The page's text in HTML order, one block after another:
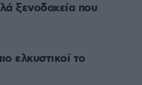
ξενοδοχεία που
ελκυστικοί το